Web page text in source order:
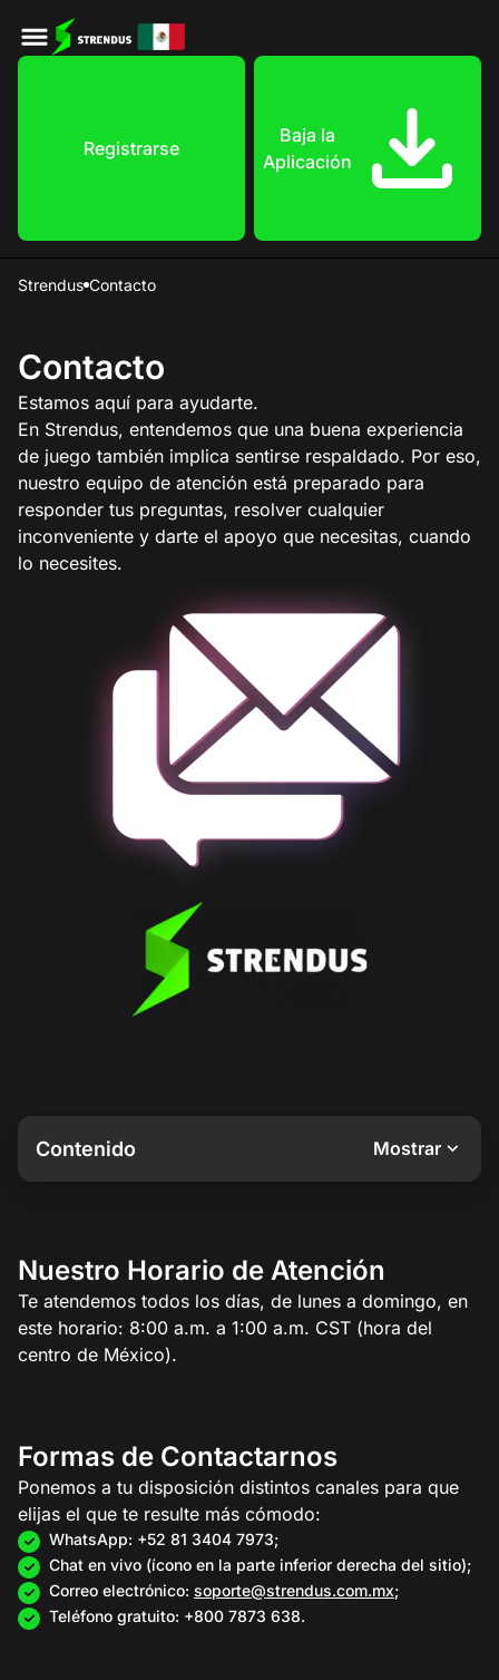
Registrarse
Baja la
Aplicación
Strendus Contacto
Contacto
Estamos aquí para ayudarte.
En Strendus, entendemos que una buena experiencia
de juego también implica sentirse respaldado. Por eso,
nuestro equipo de atención está preparado para
responder tus preguntas, resolver cualquier
inconveniente y darte el apoyo que necesitas, cuando
lo necesites.
Contenido Mostrar
Nuestro Horario de Atención
Te atendemos todos los días, de lunes a domingo, en
este horario: 8:00 a.m. a 1:00 a.m. CST (hora del
centro de México).
Formas de Contactarnos
Ponemos a tu disposición distintos canales para que
elijas el que te resulte más cómodo:
WhatsApp: +52 81 3404 7973;
Chat en vivo (ícono en la parte inferior derecha del sitio);
Correo electrónico: soporte@strendus.com.mx;
Teléfono gratuito: +800 7873 638.